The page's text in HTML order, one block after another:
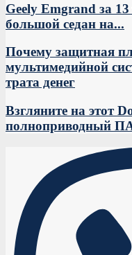
Geely Emgrand за
большой седан на...
Почему защитная
мультимедийной
трата денег
Взгляните на этот
полноприводный